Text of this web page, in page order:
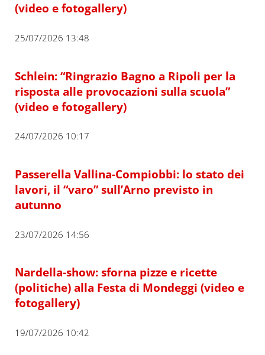
(video e fotogallery)
25/07/2026 13:48
Schlein: “Ringrazio Bagno a Ripoli per la
risposta alle provocazioni sulla scuola”
(video e fotogallery)
24/07/2026 10:17
Passerella Vallina-Compiobbi: lo stato dei
lavori, il “varo” sull’Arno previsto in
autunno
23/07/2026 14:56
Nardella-show: sforna pizze e ricette
(politiche) alla Festa di Mondeggi (video e
fotogallery)
19/07/2026 10:42